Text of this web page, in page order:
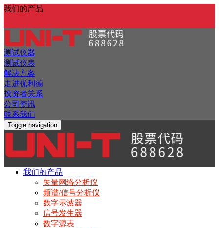
我们的产品
测试仪器
测试仪表
解决方案
走进优利德
投资者关系
公司资讯
联系我们
Toggle navigation
我们的产品
矢量网络分析仪
频谱/信号分析仪
数字示波器
信号发生器
数字源表